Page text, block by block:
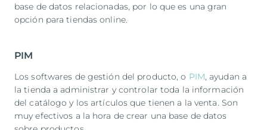
base de datos relacionadas, por lo que es una gran
opción para tiendas online.
PIM
Los softwares de gestión del producto, o PIM, ayudan a
la tienda a administrar y controlar toda la información
del catálogo y los artículos que tienen a la venta. Son
muy efectivos a la hora de crear una base de datos